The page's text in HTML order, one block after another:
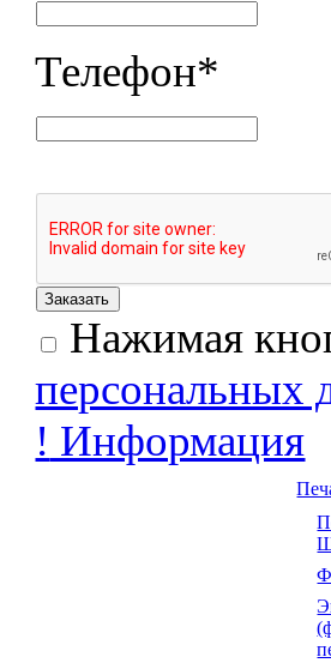
Телефон*
Нажимая
персональных
! Информация